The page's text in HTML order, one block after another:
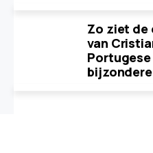
Zo ziet
van